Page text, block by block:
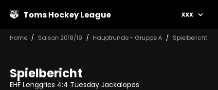
Toms Hockey League xxx
Home Saison 2018/19 Hauptrunde - Gruppe A Spielbericht
Spielbericht
EHF Lenggries 4:4 Tuesday Jackalopes